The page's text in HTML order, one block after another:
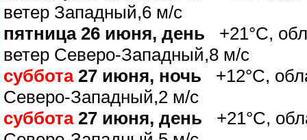
етер Западный,6 м/с
пятница 26 июня, день +21°C,
етер Северо-Западный,8 м/с
суббота27 июня, ночь +12°C,
Северо-Западный,2 м/с
суббота27 июня, день +21°C,